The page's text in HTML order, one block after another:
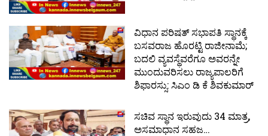
ವಿಧಾನ ಪರಿಷತ್ ಸಭಾಪತಿ ಸ್ಥಾನಕ್ಕೆ
ಬಸವರಾಜ ಹೊರಟ್ಟಿ ರಾಜೀನಾಮೆ;
ಬದಲಿ ವ್ಯವಸ್ಥೆವರೆಗೂ ಅವರನ್ನೇ
ಮುಂದುವರಿಸಲು ರಾಜ್ಯಪಾಲರಿಗೆ
ಶಿಫಾರಸ್ಸು: ಸಿಎಂ ಡಿ ಕೆ ಶಿವಕುಮಾರ್
ಸಚಿವ ಸ್ಥಾನ ಇರುವುದು 34 ಮಾತ್ರ,
ಅಸಮಾಧಾನ ಸಹಜ…